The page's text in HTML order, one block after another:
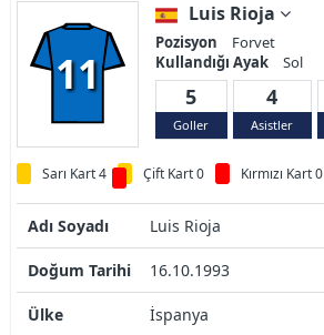
11
Luis Rioja
Pozisyon
Forvet
Kullandığı Ayak
Sol
5
Goller
4
Asistler
Sarı Kart 4 Çift Kart 0 Kırmızı Kart 0
Adı Soyadı Luis Rioja
Doğum Tarihi 16.10.1993
Ülke İspanya